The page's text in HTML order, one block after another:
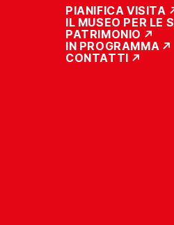
PIANIFICA VISITA
IL MUSEO PER LE
PATRIMONIO
IN PROGRAMMA
CONTATTI